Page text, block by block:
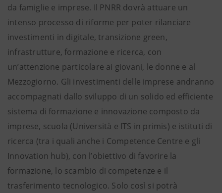
da famiglie e imprese. Il PNRR dovrà attuare un
intenso processo di riforme per poter rilanciare
investimenti in digitale, transizione green,
infrastrutture, formazione e ricerca, con
un’attenzione particolare ai giovani, le donne e al
Mezzogiorno. Gli investimenti delle imprese andranno
accompagnati dallo sviluppo di un solido ed efficiente
sistema di formazione e innovazione composto da
imprese, scuola (Università e ITS in primis) e istituti di
ricerca (tra i quali anche i Competence Centre e gli
Innovation hub), con l’obiettivo di favorire la
formazione, lo scambio di competenze e il
trasferimento tecnologico. Solo così si potrà